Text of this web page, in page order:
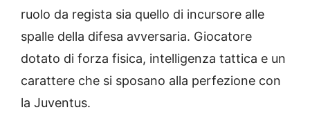
ruolo da regista sia quello di incursore alle
spalle della difesa avversaria. Giocatore
dotato di forza fisica, intelligenza tattica e un
carattere che si sposano alla perfezione con
la Juventus.